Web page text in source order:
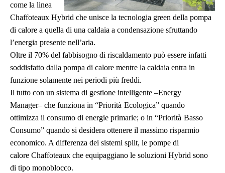
come la linea
Chaffoteaux Hybrid che unisce la tecnologia green della pompa
di calore a quella di una caldaia a condensazione sfruttando
l’energia presente nell’aria.
Oltre il 70% del fabbisogno di riscaldamento può essere infatti
soddisfatto dalla pompa di calore mentre la caldaia entra in
funzione solamente nei periodi più freddi.
Il tutto con un sistema di gestione intelligente –Energy
Manager– che funziona in “Priorità Ecologica” quando
ottimizza il consumo di energie primarie; o in “Priorità Basso
Consumo” quando si desidera ottenere il massimo risparmio
economico. A differenza dei sistemi split, le pompe di
calore Chaffoteaux che equipaggiano le soluzioni Hybrid sono
di tipo monoblocco.